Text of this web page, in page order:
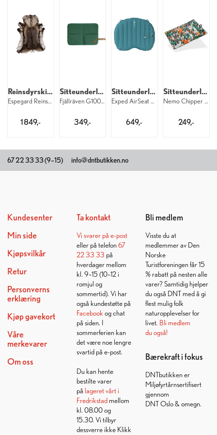
Reinsdyrskinn
Espegard Reinskinn Vidda
1 849,-
Sitteunderlag
Fjällräven G1000 Seat Pad 679
349,-
Sitteunderlag
Exped AirSeat Cypress
649,-
Sitteunderlag
Nemo Chipper Reclaimed Seat R2
249,-
67 22 33 33 (9–15) info@dntbutikken.no
Kundesenter
Min side
Kjøpsvilkår
Retur
Personverns
erklæring
Kjøp gavekort
Våre
merkevarer
Om oss
Ta kontakt
Vi svarer på e-post
eller på telefon 67
22 33 33 på
hverdager mellom
kl. 9–15 (10–12 i
romjul og
sommertid). Vi har
også kundestøtte på
Facebook og chat
på siden. I
sommerferien kan
det være noe lengre
svartid på e-post.
Du kan hente
bestilte varer
på lageret vårt i
Fredrikstadmellom
kl. 08.00 og
15.30. Vi tilbyr
dessverre ikke Klikk
Bli medlem
Visste du at
medlemmer av Den
Norske
Turistforeningen får 15
% rabatt på nesten alle
varer? Samtidig hjelper
du også DNT med å gi
flest mulig folk
naturopplevelser for
livet. Bli medlem
du også!
Bærekraft i fokus
DNTbutikken er
Miljøfyrtårnsertifisert
gjennom
DNT Oslo & omegn.